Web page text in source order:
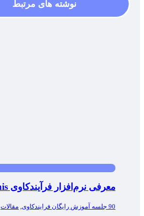
نوشته های مرتبط
معرفی نرم‌افزار فرآیندکاوی Celonis
90 جلسه آموزش رایگان فرایندکاوی , مقالات